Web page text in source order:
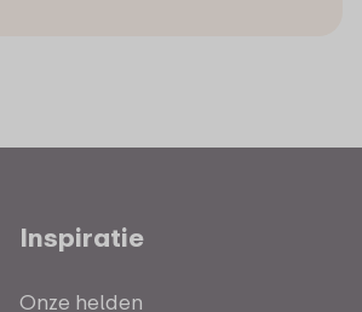
Inspiratie
Onze helden